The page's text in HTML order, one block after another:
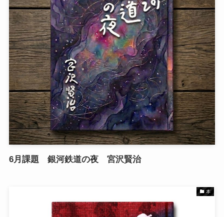
6月課題 銀河鉄道の夜 宮沢賢治
本